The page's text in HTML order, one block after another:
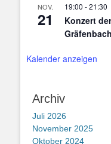
NOV.
21
19:00 -21:30
Konzert
Kalender anzeigen
Archiv
Juli 2026
November 2025
Oktober 2024